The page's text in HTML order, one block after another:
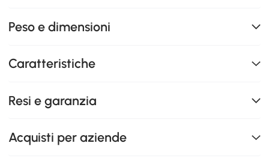
Peso e dimensioni
Caratteristiche
Resi e garanzia
Acquisti per aziende